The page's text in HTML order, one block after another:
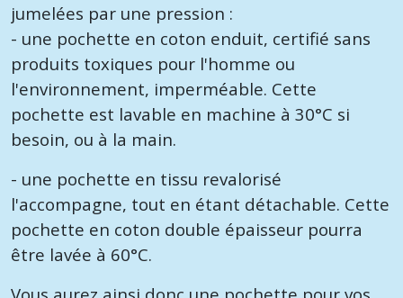
jumelées par une pression :
- une pochette en coton enduit, certifié sans
produits toxiques pour l'homme ou
l'environnement, imperméable. Cette
pochette est lavable en machine à 30°C si
besoin, ou à la main.
- une pochette en tissu revalorisé
l'accompagne, tout en étant détachable. Cette
pochette en coton double épaisseur pourra
être lavée à 60°C.